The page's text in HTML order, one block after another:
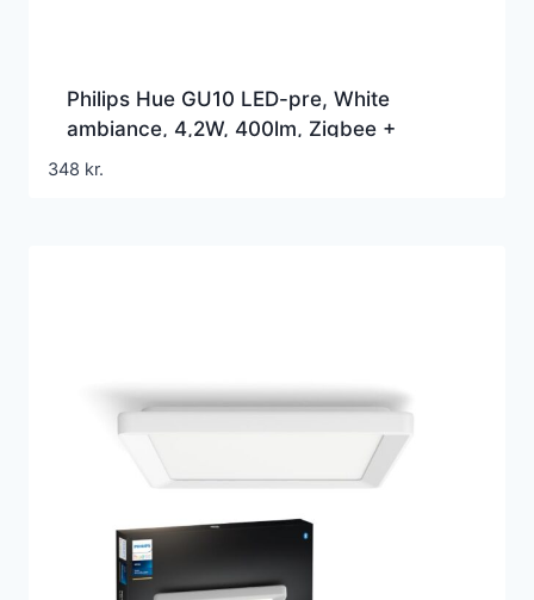
Philips Hue GU10 LED-pre, White
ambiance, 4,2W, 400lm, Zigbee +
Bluetooth (2 pak)
348 kr.